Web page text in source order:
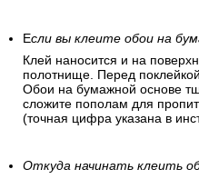
Если вы клеите обои на
Клей наносится и на
полотнище. Перед
Обои на бумажной основе
сложите пополам для
(точная цифра указана в
Откуда начинать клеить